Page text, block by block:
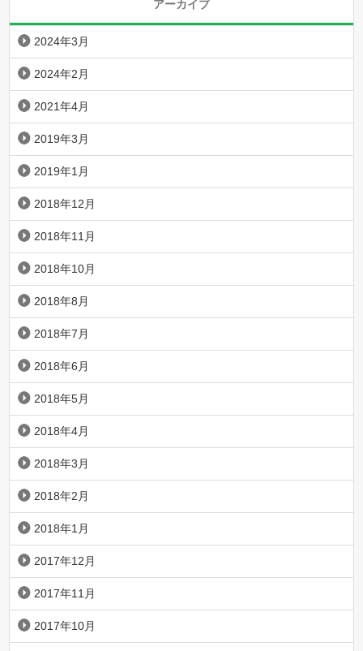
アーカイブ
2024年3月
2024年2月
2021年4月
2019年3月
2019年1月
2018年12月
2018年11月
2018年10月
2018年8月
2018年7月
2018年6月
2018年5月
2018年4月
2018年3月
2018年2月
2018年1月
2017年12月
2017年11月
2017年10月